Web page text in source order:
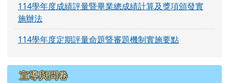
114學年度成績評量暨畢業總成績計算及獎項頒發實
施辦法
114學年度定期評量命題暨審題機制實施要點
宣導與問卷